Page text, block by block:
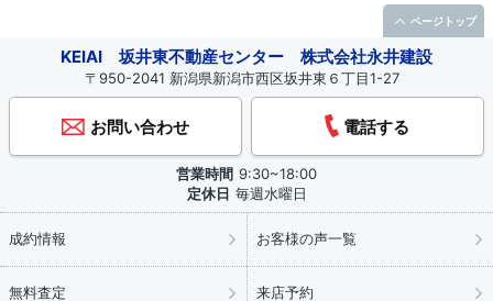
KEIAI 坂井東不動産センター 株式会社永井建設
〒950-2041 新潟県新潟市西区坂井東６丁目1-27
お問い合わせ 電話する
営業時間 9:30~18:00
定休日 毎週水曜日
成約情報 お客様の声一覧
無料査定 来店予約
ページトップ